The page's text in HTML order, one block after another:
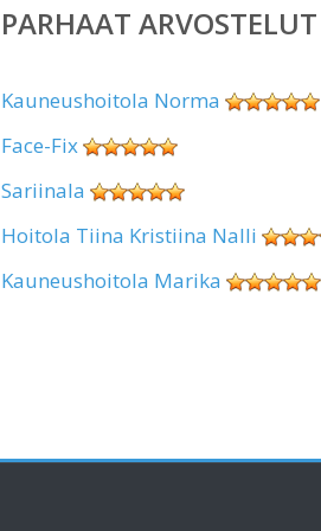
PARHAAT ARVOSTELUT
Kauneushoitola Norma
Face-Fix
Sariinala
Hoitola Tiina Kristiina Nalli
Kauneushoitola Marika